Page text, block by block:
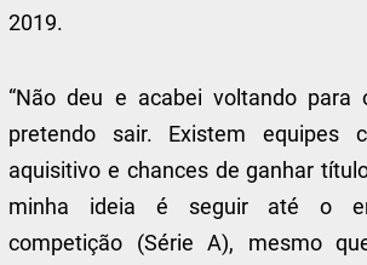
2019.
“Não deu e acabei voltando para
pretendo sair. Existem equipes
aquisitivo e chances de ganhar
minha ideia é seguir até o
competição (Série A), mesmo